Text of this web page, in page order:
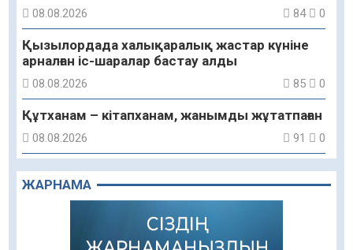
08.08.2026 84 0
Қызылордада халықаралық жастар күніне
арналған іс-шаралар бастау алды
08.08.2026 85 0
Құтханам – кітапханам, жанымды жұтатпаған
08.08.2026 91 0
Құрылыс қарқыны – қала дамуының айғағы
08.08.2026
Зәулім ғимараттарда туған жерді түлеткен
азаматтардың қолтаңбасы бар
ЖАРНАМА